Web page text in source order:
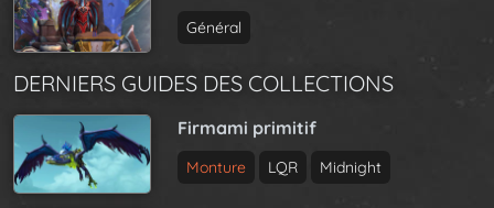
Général
DERNIERS GUIDES DES COLLECTIONS
Firmami primitif
Monture LQR Midnight